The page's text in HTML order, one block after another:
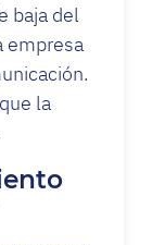
baja del
empresa
la